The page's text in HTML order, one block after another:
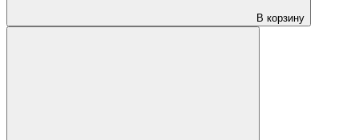
В корзину